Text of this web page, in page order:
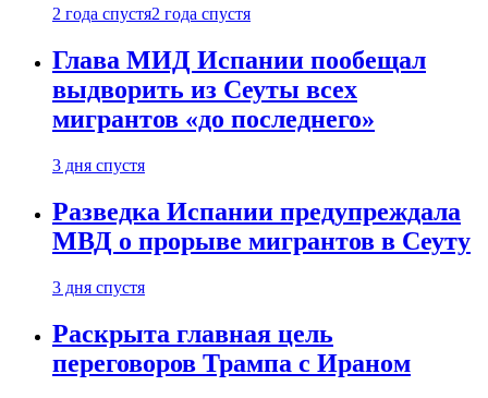
2 года спустя2 года спустя
Глава МИД Испании пообещал
выдворить из Сеуты всех
мигрантов «до последнего»
3 дня спустя
Разведка Испании предупреждала
МВД о прорыве мигрантов в Сеуту
3 дня спустя
Раскрыта главная цель
переговоров Трампа с Ираном